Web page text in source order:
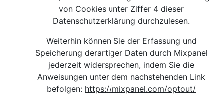
von Cookies unter Ziffer 4 dieser
Datenschutzerklärung durchzulesen.
Weiterhin können Sie der Erfassung und
Speicherung derartiger Daten durch Mixpanel
jederzeit widersprechen, indem Sie die
Anweisungen unter dem nachstehenden Link
befolgen: https://mixpanel.com/optout/